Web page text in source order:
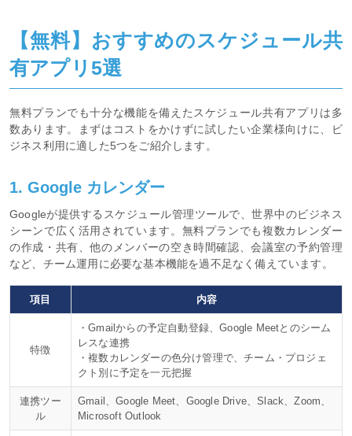
【無料】おすすめのスケジュール共
有アプリ5選
無料プランでも十分な機能を備えたスケジュール共有アプリは多
数あります。まずはコストをかけずに試したい企業様向けに、ビ
ジネス利用に適した5つをご紹介します。
1. Google カレンダー
Googleが提供するスケジュール管理ツールで、世界中のビジネス
シーンで広く活用されています。無料プランでも複数カレンダー
の作成・共有、他のメンバーの空き時間確認、会議室の予約管理
など、チーム運用に必要な基本機能を過不足なく備えています。
項目 内容
特徴
・Gmailからの予定自動登録、Google Meetとのシーム
レスな連携
・複数カレンダーの色分け管理で、チーム・プロジェ
クト別に予定を一元把握
連携ツー
ル
Gmail、Google Meet、Google Drive、Slack、Zoom、
Microsoft Outlook